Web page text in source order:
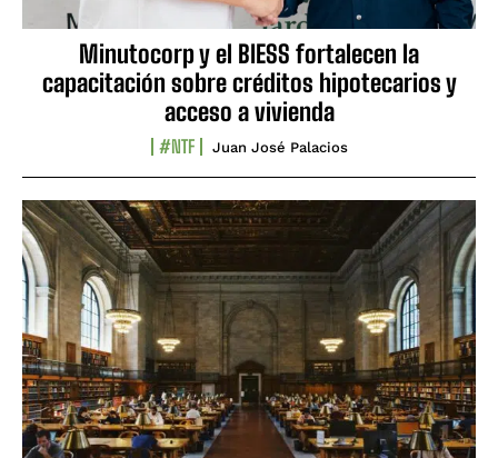
Minutocorp y el BIESS fortalecen la
capacitación sobre créditos hipotecarios y
acceso a vivienda
#NTF Juan José Palacios